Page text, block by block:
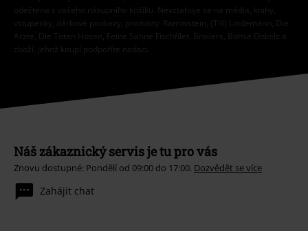
odečtena z vašeho nákupního košíku. Nevztahuje se na média, knihy,
vstupenky, dárkové poukazy, produkty: Rammstein, (Till) Lindemann, Die
Ärzte, Die Toten Hosen, Feine Sahne Fischfilet, Broilers, Böhse Onkelz a
zboží, jehož koupí podpoříte nadaci.
Náš zákaznický servis je tu pro vás
Znovu dostupné: Pondělí od 09:00 do 17:00. Dozvědět se více
Zahájit chat